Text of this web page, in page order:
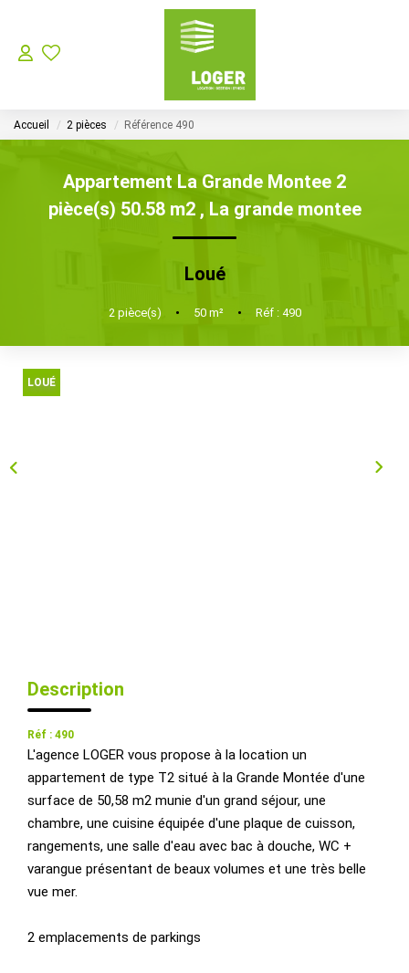
LOCATION
GESTION LOCATIVE
SYNDIC
Choisir Son Syndic Sur L’ile De La Réunion
Les Missions D’un Syndic De Copropriété Sur L’ile De
Accueil 2 pièces Référence 490
Appartement La Grande Montee 2
pièce(s) 50.58 m2 , La grande montee
Loué
2 pièce(s) • 50m² • Réf : 490
LOUÉ
Description
Réf : 490
L'agence LOGER vous propose à la location un
appartement de type T2 situé à la Grande Montée d'une
surface de 50,58 m2 munie d'un grand séjour, une
chambre, une cuisine équipée d'une plaque de cuisson,
rangements, une salle d'eau avec bac à douche, WC +
varangue présentant de beaux volumes et une très belle
vue mer.
2 emplacements de parkings